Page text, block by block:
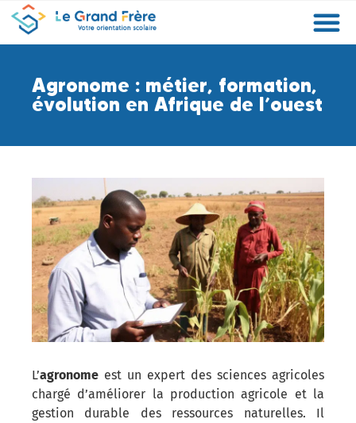
Agronome : métier, formation,
évolution en Afrique de l’ouest
L’agronome est un expert des sciences agricoles
chargé d’améliorer la production agricole et la
gestion durable des ressources naturelles. Il